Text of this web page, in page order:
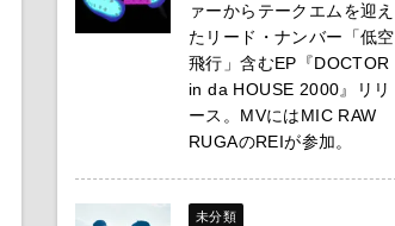
ァーからテークエムを迎え
たリード・ナンバー「低空
飛行」含むEP『DOCTOR
in da HOUSE 2000』リリ
ース。MVにはMIC RAW
RUGAのREIが参加。
未分類